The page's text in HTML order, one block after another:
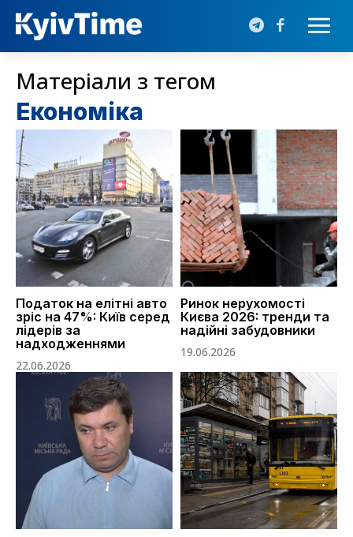
Матеріали з тегом
Економіка
Податок на елітні авто
зріс на 47%: Київ серед
лідерів за
надходженнями
22.06.2026
Ринок нерухомості
Києва 2026: тренди та
надійні забудовники
19.06.2026